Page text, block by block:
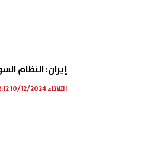
إيران: النظام
الثلاثاء 10/12/2024 12:12 م